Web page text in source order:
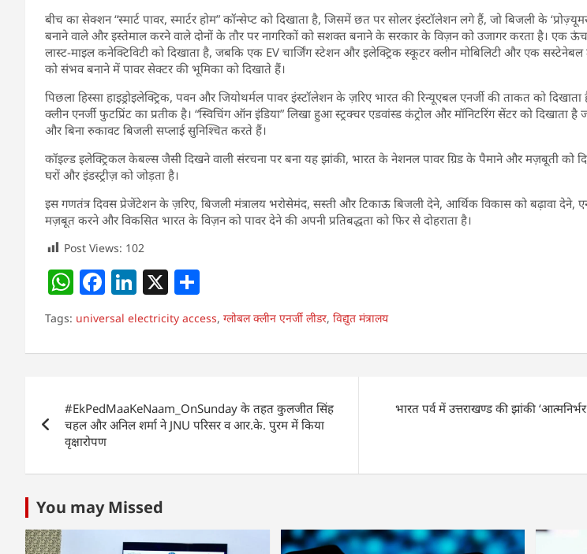
बीच का सेक्शन “स्मार्ट पावर, स्मार्टर होम” कॉन्सेप्ट को दिखाता है, जिसमें छत पर सोलर इंस्टॉलेशन लगे हैं, जो बिजली के
बनाने वाले और इस्तेमाल करने वाले दोनों के तौर पर नागरिकों को सशक्त बनाने के सरकार के विज़न को उजागर करता है। एक ऊंचा
लास्ट-माइल कनेक्टिविटी को दिखाता है, जबकि एक EV चार्जिंग स्टेशन और इलेक्ट्रिक स्कूटर क्लीन मोबिलिटी और एक सस्टेनेबल
को संभव बनाने में पावर सेक्टर की भूमिका को दिखाते हैं।
पिछला हिस्सा हाइड्रोइलेक्ट्रिक, पवन और जियोथर्मल पावर इंस्टॉलेशन के ज़रिए भारत की रिन्यूएबल एनर्जी की ताकत को
क्लीन एनर्जी फुटप्रिंट का प्रतीक है। “स्विचिंग ऑन इंडिया” लिखा हुआ स्ट्रक्चर एडवांस्ड कंट्रोल और मॉनिटरिंग सेंटर को दिखाता है
और बिना रुकावट बिजली सप्लाई सुनिश्चित करते हैं।
कॉइल्ड इलेक्ट्रिकल केबल्स जैसी दिखने वाली संरचना पर बना यह झांकी, भारत के नेशनल पावर ग्रिड के पैमाने और मज़बूती को
घरों और इंडस्ट्रीज़ को जोड़ता है।
इस गणतंत्र दिवस प्रेजेंटेशन के ज़रिए, बिजली मंत्रालय भरोसेमंद, सस्ती और टिकाऊ बिजली देने, आर्थिक विकास को बढ़ावा देने,
मज़बूत करने और विकसित भारत के विज़न को पावर देने की अपनी प्रतिबद्धता को फिर से दोहराता है।
Post Views: 102
W
h
at
s
p
p
F
a
c
e
o
o
Li
n
k
e
n
X
h
ar
e
Tags: universal electricity access, ग्लोबल क्लीन एनर्जी लीडर, विद्युत मंत्रालय
navigation
#EkPedMaaKeNaam_OnSunday के तहत कुलजीत सिंह
चहल और अनिल शर्मा ने JNU परिसर व आर.के. पुरम में किया
वृक्षारोपण
भारत पर्व में उत्तराखण्ड की झांकी
You may Missed